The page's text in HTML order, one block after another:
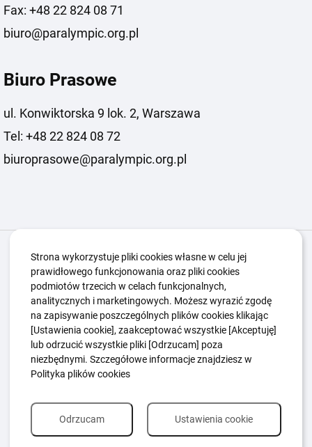
Fax: +48 22 824 08 71
biuro@paralympic.org.pl
Biuro Prasowe
ul. Konwiktorska 9 lok. 2, Warszawa
Tel: +48 22 824 08 72
biuroprasowe@paralympic.org.pl
Igrzyska Paralimpijskie O nas
Kwalifikacje ZSK
Kluby Aktualności
Edukacja
Guttmanny Kontakt
Polityka Ochrony Dzieci
Sygnaliści
Polityka plików cookie
Strona wykorzystuje pliki cookies własne w celu jej
prawidłowego funkcjonowania oraz pliki cookies
podmiotów trzecich w celach funkcjonalnych,
analitycznych i marketingowych. Możesz wyrazić zgodę
na zapisywanie poszczególnych plików cookies klikając
[Ustawienia cookie], zaakceptować wszystkie [Akceptuję]
lub odrzucić wszystkie pliki [Odrzucam] poza
niezbędnymi. Szczegółowe informacje znajdziesz w
Polityka plików cookies
Ustawienia cookie
Odrzucam